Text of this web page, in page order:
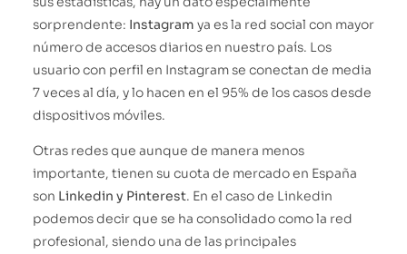
sorprendente: Instagram ya es la red social con mayor
número de accesos diarios en nuestro país. Los
usuario con perfil en Instagram se conectan de media
7 veces al día, y lo hacen en el 95% de los casos desde
dispositivos móviles.
Otras redes que aunque de manera menos
importante, tienen su cuota de mercado en España
son Linkedin y Pinterest. En el caso de Linkedin
podemos decir que se ha consolidado como la red
profesional, siendo una de las principales